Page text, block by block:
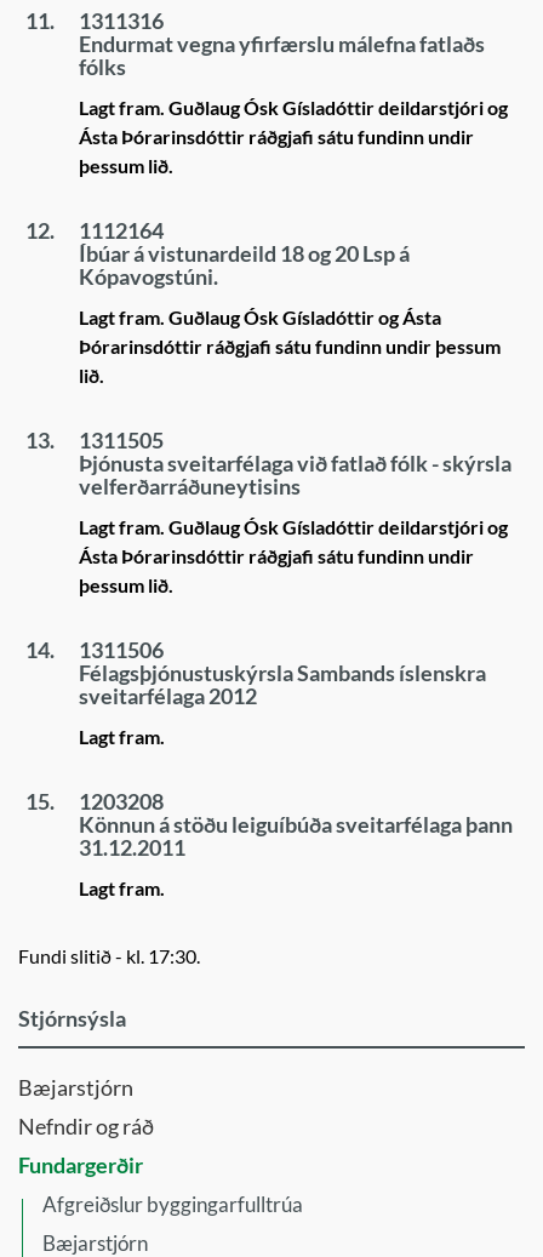
11.
1311316
Endurmat vegna yfirfærslu málefna fatlaðs
fólks
Lagt fram. Guðlaug Ósk Gísladóttir deildarstjóri og
Ásta Þórarinsdóttir ráðgjafi sátu fundinn undir
þessum lið.
12.
1112164
Íbúar á vistunardeild 18 og 20 Lsp á
Kópavogstúni.
Lagt fram. Guðlaug Ósk Gísladóttir og Ásta
Þórarinsdóttir ráðgjafi sátu fundinn undir þessum
lið.
13.
1311505
Þjónusta sveitarfélaga við fatlað fólk - skýrsla
velferðarráðuneytisins
Lagt fram. Guðlaug Ósk Gísladóttir deildarstjóri og
Ásta Þórarinsdóttir ráðgjafi sátu fundinn undir
þessum lið.
14.
1311506
Félagsþjónustuskýrsla Sambands íslenskra
sveitarfélaga 2012
Lagt fram.
15.
1203208
Könnun á stöðu leiguíbúða sveitarfélaga þann
31.12.2011
Lagt fram.
Fundi slitið - kl. 17:30.
Stjórnsýsla
Bæjarstjórn
Nefndir og ráð
Fundargerðir
Afgreiðslur byggingarfulltrúa
Bæjarstjórn